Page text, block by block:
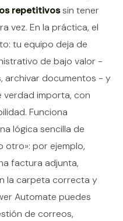
repetitivossin tener
vez. En la práctica, el
tu equipo deja de
de bajo valor -
archivar documentos - y
verdad importa, con
Funciona
lógica sencilla de
otro»: por ejemplo,
factura adjunta,
la carpeta correcta y
Automate puedes
de correos,